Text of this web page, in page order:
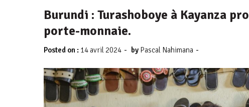
Burundi : Turashoboye à Kayanza
porte-monnaie.
Posted on : 14 avril 2024 - by Pascal Nahimana -